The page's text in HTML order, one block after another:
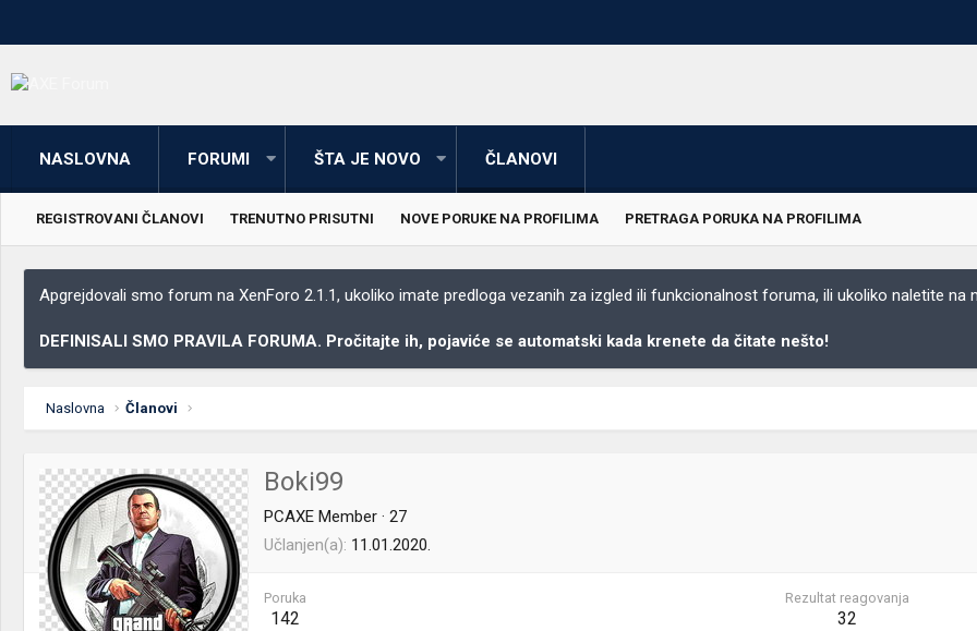
NASLOVNA FORUMI ŠTA JE NOVO ČLANOVI
REGISTROVANI ČLANOVI TRENUTNO PRISUTNI NOVE PORUKE NA PROFILIMA PRETRAGA PORUKA NA PROFILIMA
Apgrejdovali smo forum na XenForo 2.1.1, ukoliko imate predloga vezanih za izgled ili funkcionalnost foruma, ili ukoliko naletite na
DEFINISALI SMO PRAVILA FORUMA. Pročitajte ih, pojaviće se automatski kada krenete da čitate nešto!
Naslovna Članovi
Boki99
PCAXE Member · 27
Učlanjen(a) 11.01.2020.
Poruka
142
Rezultat reagovanja
32